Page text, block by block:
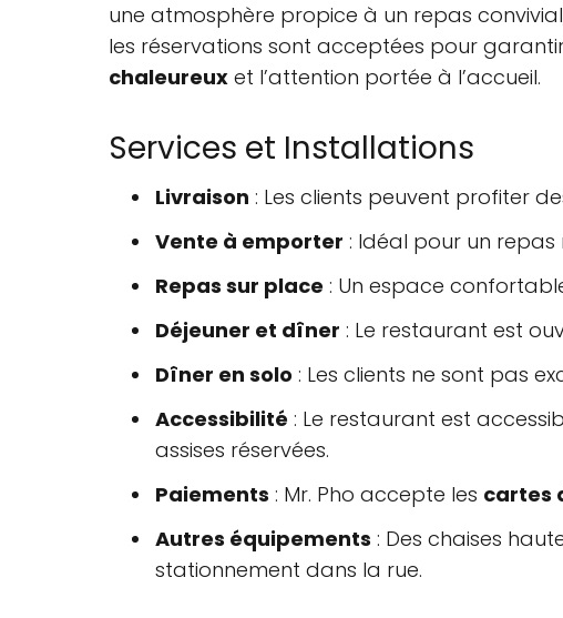
une atmosphère propice à un repas
les réservations sont acceptées pour
chaleureux et l’attention portée à l’accueil.
Services et Installations
Livraison : Les clients peuvent profiter
Vente à emporter : Idéal pour un
Repas sur place : Un espace
Déjeuner et dîner : Le restaurant est
Dîner en solo : Les clients ne sont pas
Accessibilité : Le restaurant est
assises réservées.
Paiements : Mr. Pho accepte les cartes
Autres équipements : Des chaises
stationnement dans la rue.